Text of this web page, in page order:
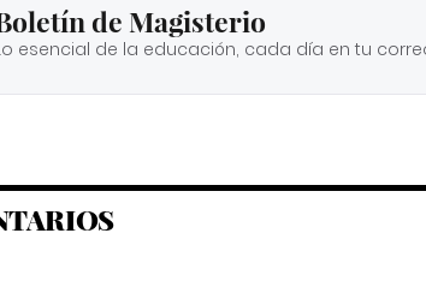
de Magisterio
esencial de la educación, cada día en tu